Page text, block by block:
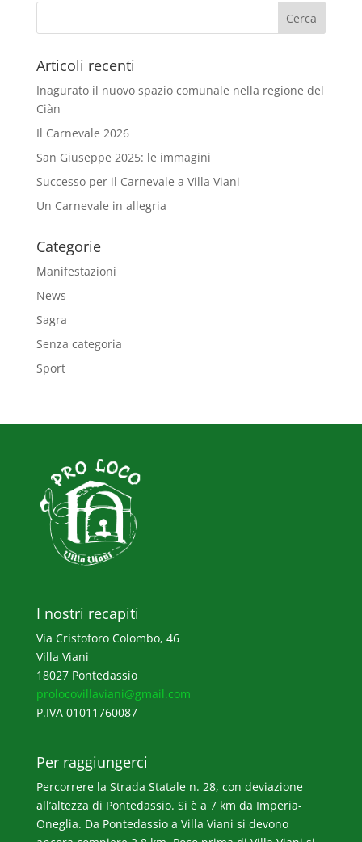
Articoli recenti
Inagurato il nuovo spazio comunale nella regione del
Ciàn
Il Carnevale 2026
San Giuseppe 2025: le immagini
Successo per il Carnevale a Villa Viani
Un Carnevale in allegria
Categorie
Manifestazioni
News
Sagra
Senza categoria
Sport
I nostri recapiti
Via Cristoforo Colombo, 46
Villa Viani
18027 Pontedassio
prolocovillaviani@gmail.com
P.IVA 01011760087
Per raggiungerci
Percorrere la Strada Statale n. 28, con deviazione
all’altezza di Pontedassio. Si è a 7 km da Imperia-
Oneglia. Da Pontedassio a Villa Viani si devono